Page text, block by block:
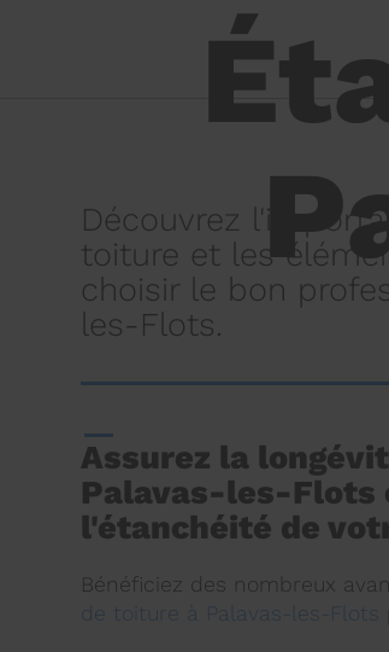
Découvrez
toiture et les
choisir le bon
les-Flots.
Assurez la
Palavas-les-Flots
l'étanchéité de
Bénéficiez des nombreux
de toiture à Palavas-les-Flots